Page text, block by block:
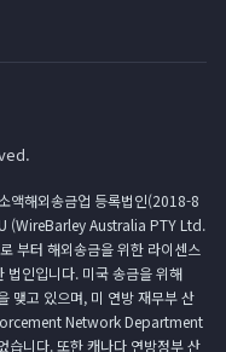
액해외송금업 등록법인(2018-8
(WireBarley Australia PTY Ltd.
부터 해외송금을 위한 라이센스
인입니다. 미국 송금을 위해
고 있으며, 미 연방 재무부 산
Network Department
습니다. 또한 캐나다 연방정부 산